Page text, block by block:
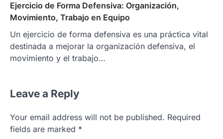
Ejercicio de Forma Defensiva: Organización,
Movimiento, Trabajo en Equipo
Un ejercicio de forma defensiva es una práctica vital
destinada a mejorar la organización defensiva, el
movimiento y el trabajo…
Leave a Reply
Your email address will not be published. Required
fields are marked *